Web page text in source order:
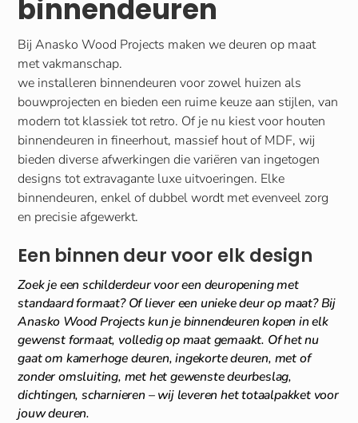
binnendeuren
Bij Anasko Wood Projects maken we deuren op maat
met vakmanschap.
we installeren binnendeuren voor zowel huizen als
bouwprojecten en bieden een ruime keuze aan stijlen, van
modern tot klassiek tot retro. Of je nu kiest voor houten
binnendeuren in fineerhout, massief hout of MDF, wij
bieden diverse afwerkingen die variëren van ingetogen
designs tot extravagante luxe uitvoeringen. Elke
binnendeuren, enkel of dubbel wordt met evenveel zorg
en precisie afgewerkt.
Een binnen deur voor elk design
Zoek je een schilderdeur voor een deuropening met
standaard formaat? Of liever een unieke deur op maat? Bij
Anasko Wood Projects kun je binnendeuren kopen in elk
gewenst formaat, volledig op maat gemaakt. Of het nu
gaat om kamerhoge deuren, ingekorte deuren, met of
zonder omsluiting, met het gewenste deurbeslag,
dichtingen, scharnieren – wij leveren het totaalpakket voor
jouw deuren.